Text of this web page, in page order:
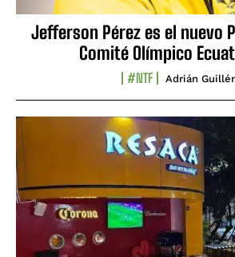
Jefferson Pérez es el nuevo
Comité Olímpico
#NTF Adrián